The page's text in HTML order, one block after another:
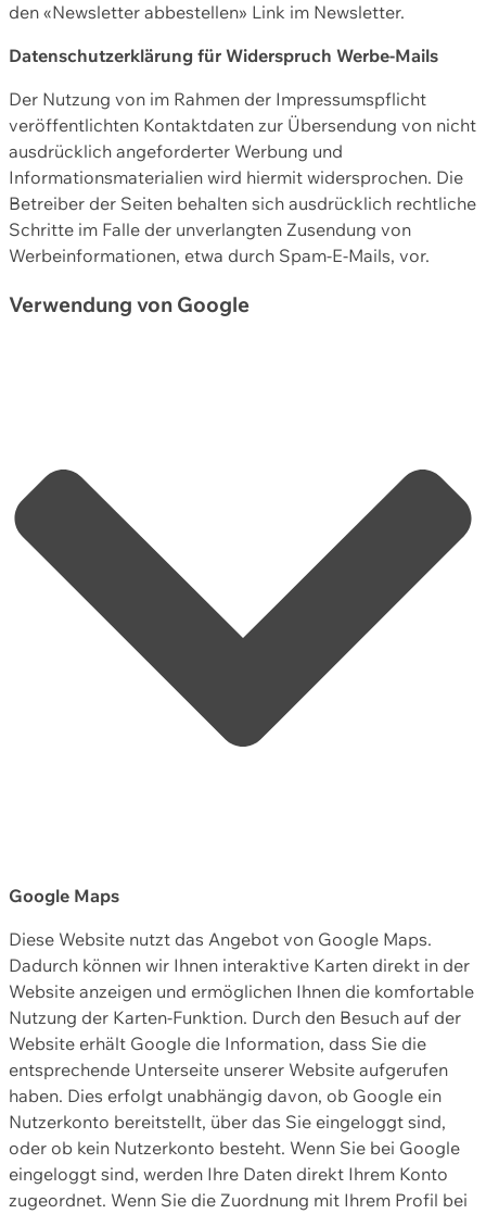
den «Newsletter abbestellen» Link im Newsletter.
Datenschutzerklärung für Widerspruch Werbe-Mails
Der Nutzung von im Rahmen der Impressumspflicht
veröffentlichten Kontaktdaten zur Übersendung von nicht
ausdrücklich angeforderter Werbung und
Informationsmaterialien wird hiermit widersprochen. Die
Betreiber der Seiten behalten sich ausdrücklich rechtliche
Schritte im Falle der unverlangten Zusendung von
Werbeinformationen, etwa durch Spam-E-Mails, vor.
Verwendung von Google
Google Maps
Diese Website nutzt das Angebot von Google Maps.
Dadurch können wir Ihnen interaktive Karten direkt in der
Website anzeigen und ermöglichen Ihnen die komfortable
Nutzung der Karten-Funktion. Durch den Besuch auf der
Website erhält Google die Information, dass Sie die
entsprechende Unterseite unserer Website aufgerufen
haben. Dies erfolgt unabhängig davon, ob Google ein
Nutzerkonto bereitstellt, über das Sie eingeloggt sind,
oder ob kein Nutzerkonto besteht. Wenn Sie bei Google
eingeloggt sind, werden Ihre Daten direkt Ihrem Konto
zugeordnet. Wenn Sie die Zuordnung mit Ihrem Profil bei